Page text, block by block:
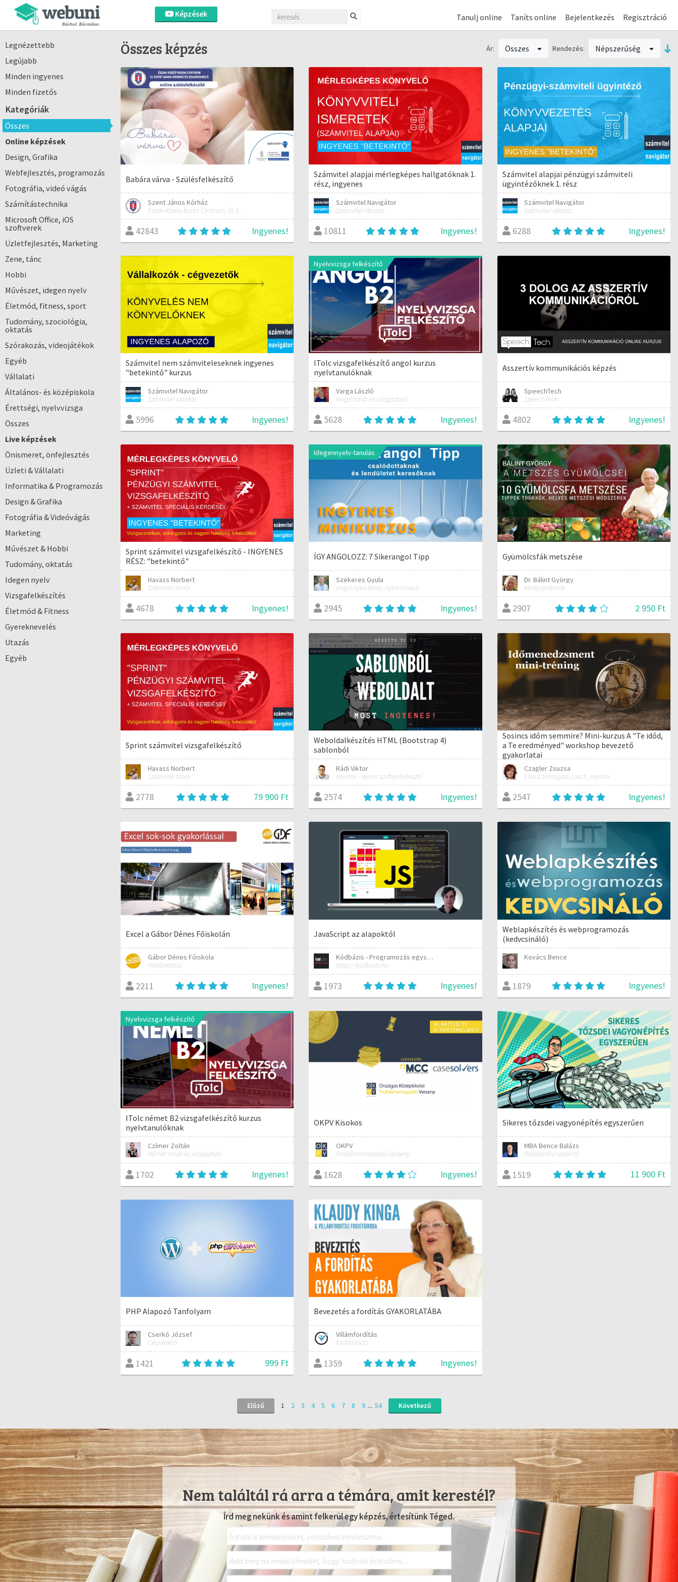
Képzések Tanulj online Taníts online Bejelentkezés Regisztráció
Legnézettebb
Legújabb
Minden ingyenes
Minden fizetős
Kategóriák
Összes
Online képzések
Design, Grafika
Webfejlesztés, programozás
Fotográfia, videó vágás
Számítástechnika
Microsoft Office, iOS
szoftverek
Üzletfejlesztés, Marketing
Zene, tánc
Hobbi
Művészet, idegen nyelv
Életmód, fitness, sport
Tudomány, szociológia,
oktatás
Szórakozás, videojátékok
Egyéb
Vállalati
Általános- és középiskola
Érettségi, nyelvvizsga
Összes
Live képzések
Önismeret, önfejlesztés
Üzleti & Vállalati
Informatika & Programozás
Design & Grafika
Fotográfia & Videóvágás
Marketing
Művészet & Hobbi
Tudomány, oktatás
Idegen nyelv
Vizsgafelkészítés
Életmód & Fitness
Gyereknevelés
Utazás
Egyéb
Összes képzés Ár: Összes Rendezés: Népszerűség
Babára várva - Szülésfelkészítő
Szent János Kórház
Észak-Közép-budai Centrum, Új Szent János Kórház és Szakrendelő
42843 Ingyenes!
Számvitel alapjai mérlegképes hallgatóknak 1.
rész, ingyenes
Számvitel Navigátor
Számvitel oktatás
10811 Ingyenes!
Számvitel alapjai pénzügyi számviteli
ügyintézőknek 1. rész
Számvitel Navigátor
Számvitel oktatás
6288 Ingyenes!
Számvitel nem számviteleseknek ingyenes
"betekintő" kurzus
Számvitel Navigátor
Számvitel oktatás
5996 Ingyenes!
Nyelvvizsga felkészítő
ITolc vizsgafelkészítő angol kurzus
nyelvtanulóknak
Varga László
Angol tanár és vizsgáztató
5628 Ingyenes!
Asszertív kommunikációs képzés
SpeechTech
SpeechTech
4802 Ingyenes!
Sprint számvitel vizsgafelkészítő - INGYENES
RÉSZ: "betekintő"
Havass Norbert
Számvitel tanár
4678 Ingyenes!
Idegennyelv-tanulás
ÍGY ANGOLOZZ: 7 Sikerangol Tipp
Szekeres Gyula
angol nyelvtanár, nyelvi coach
2945 Ingyenes!
Gyümölcsfák metszése
Dr. Bálint György
Kertészmérnök
2907 2 950 Ft
Sprint számvitel vizsgafelkészítő
Havass Norbert
Számvitel tanár
2778 79 900 Ft
Weboldalkészítés HTML (Bootstrap 4)
sablonból
Rádi Viktor
mentor - senior szoftverfejlesztő
2574 Ingyenes!
Sosincs időm semmire? Mini-kurzus A "Te időd,
a Te eredményed" workshop bevezető
gyakorlatai
Czagler Zsuzsa
Életút támogató coach, mentor
2547 Ingyenes!
Excel a Gábor Dénes Főiskolán
Gábor Dénes Főiskola
Felsőoktatás
2211 Ingyenes!
JavaScript az alapoktól
Kódbázis - Programozás egyszerűen elmagyarázva
https://kodbazis.hu
1973 Ingyenes!
Weblapkészítés és webprogramozás
(kedvcsináló)
Kovács Bence
1879 Ingyenes!
Nyelvvizsga felkészítő
ITolc német B2 vizsgafelkészítő kurzus
nyelvtanulóknak
Czímer Zoltán
Német tanár és vizsgáztató
1702 Ingyenes!
OKPV Kisokos
OKPV
Problémamegoldó Verseny
1628 Ingyenes!
Sikeres tőzsdei vagyonépítés egyszerűen
MBA Bence Balázs
Befektetési szakértő
1519 11 900 Ft
PHP Alapozó Tanfolyam
Cserkó József
Cégvezető
1421 999 Ft
Bevezetés a fordítás GYAKORLATÁBA
Villámfordítás
fordítóiroda
1359 Ingyenes!
Előző 1 2 3 4 5 6 7 8 9 ... 54 Következő
Nem találtál rá arra a témára, amit kerestél?
Írd meg nekünk és amint felkerül egy képzés, értesítünk Téged.